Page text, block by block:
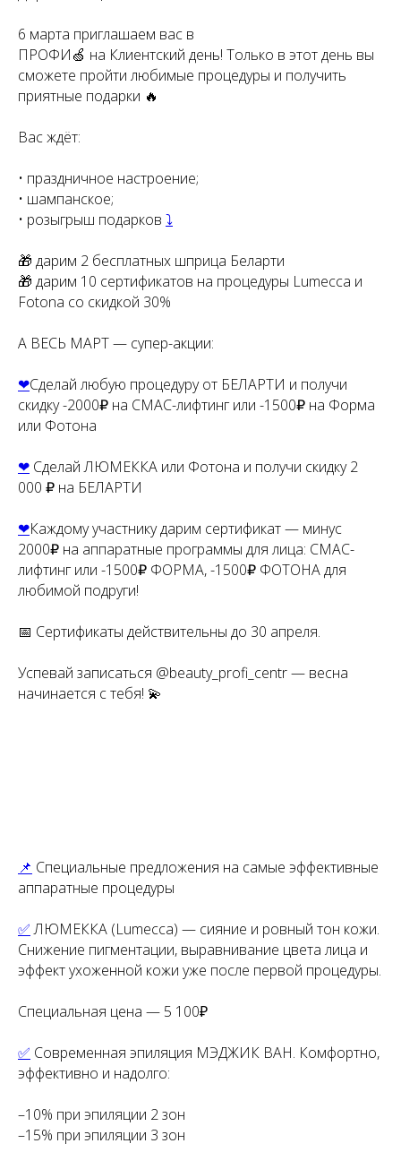
6 марта приглашаем вас в
ПРОФИ🍏 на Клиентский день! Только в этот день вы
сможете пройти любимые процедуры и получить
приятные подарки 🔥
Вас ждёт:
• праздничное настроение;
• шампанское;
• розыгрыш подарков ⤵️
🎁 дарим 2 бесплатных шприца Беларти
🎁 дарим 10 сертификатов на процедуры Lumecca и
Fotona со скидкой 30%
А ВЕСЬ МАРТ — супер-акции:
❤Сделай любую процедуру от БЕЛАРТИ и получи
скидку -2000₽ на СМАС-лифтинг или -1500₽ на Форма
или Фотона
❤ Сделай ЛЮМЕККА или Фотона и получи скидку 2
000 ₽ на БЕЛАРТИ
❤Каждому участнику дарим сертификат — минус
2000₽ на аппаратные программы для лица: СМАС-
лифтинг или -1500₽ ФОРМА, -1500₽ ФОТОНА для
любимой подруги!
📅 Сертификаты действительны до 30 апреля.
Успевай записаться @beauty_profi_centr — весна
начинается с тебя! 💫
📌 Специальные предложения на самые эффективные
аппаратные процедуры
✅ЛЮМЕККА (Lumecca) — сияние и ровный тон кожи.
Снижение пигментации, выравнивание цвета лица и
эффект ухоженной кожи уже после первой процедуры.
Специальная цена — 5 100₽
✅ Современная эпиляция МЭДЖИК ВАН. Комфортно,
эффективно и надолго:
–10% при эпиляции 2 зон
–15% при эпиляции 3 зон